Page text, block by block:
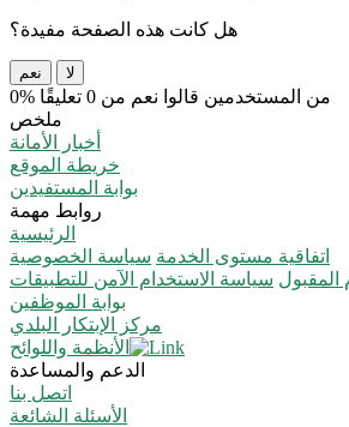
هل كانت هذه الصفحة مفيدة؟
نعم لا
0% من المستخدمين قالوا نعم من 0 تعليقًا
ملخص
أخبار الأمانة
خريطة الموقع
بوابة المستفيدين
روابط مهمة
الرئيسية
سياسة الخصوصية اتفاقية مستوى الخدمة
سياسة الاستخدام الآمن للتطبيقات المقبول
بوابة الموظفين
مركز الإبتكار البلدي
الأنظمة واللوائح
الدعم والمساعدة
اتصل بنا
الأسئلة الشائعة